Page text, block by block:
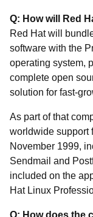
Q: How will Red
Red Hat will
software with the
operating system,
complete open
solution for fast-
As part of that
worldwide support
November 1999,
Sendmail and
included on the
Hat Linux
Q: How does the